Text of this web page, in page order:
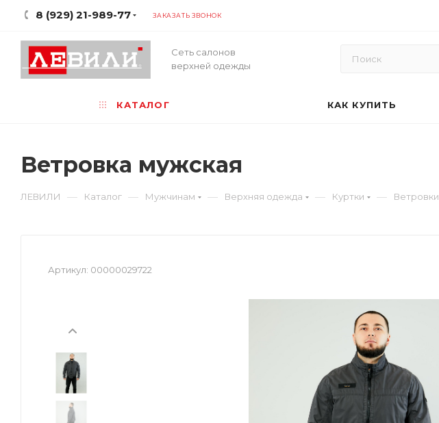
8 (929) 21-989-77 ЗАКАЗАТЬ ЗВОНОК
Сеть салонов
верхней одежды
КАТАЛОГ КАК КУПИТЬ
Ветровка мужская
ЛЕВИЛИ — Каталог — Мужчинам — Верхняя одежда — Куртки — Ветровки
Артикул: 00000029722